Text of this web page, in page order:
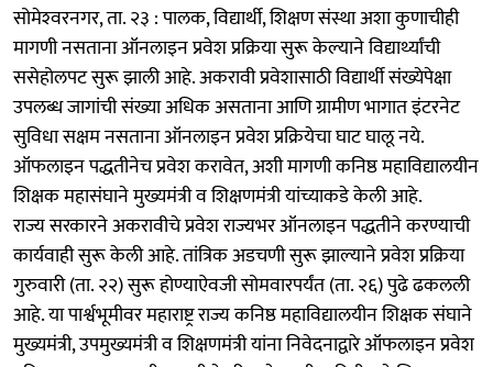
सोमेश्‍वरनगर, ता. २३ : पालक, विद्यार्थी, शिक्षण संस्था अशा कुणाचीही
मागणी नसताना ऑनलाइन प्रवेश प्रक्रिया सुरू केल्याने विद्यार्थ्यांची
ससेहोलपट सुरू झाली आहे. अकरावी प्रवेशासाठी विद्यार्थी संख्येपेक्षा
उपलब्ध जागांची संख्या अधिक असताना आणि ग्रामीण भागात इंटरनेट
सुविधा सक्षम नसताना ऑनलाइन प्रवेश प्रक्रियेचा घाट घालू नये.
ऑफलाइन पद्धतीनेच प्रवेश करावेत, अशी मागणी कनिष्ठ महाविद्यालयीन
शिक्षक महासंघाने मुख्यमंत्री व शिक्षणमंत्री यांच्याकडे केली आहे.
राज्य सरकारने अकरावीचे प्रवेश राज्यभर ऑनलाइन पद्धतीने करण्याची
कार्यवाही सुरू केली आहे. तांत्रिक अडचणी सुरू झाल्याने प्रवेश प्रक्रिया
गुरुवारी (ता. २२) सुरू होण्याऐवजी सोमवारपर्यंत (ता. २६) पुढे ढकलली
आहे. या पार्श्वभूमीवर महाराष्ट्र राज्य कनिष्ठ महाविद्यालयीन शिक्षक संघाने
मुख्यमंत्री, उपमुख्यमंत्री व शिक्षणमंत्री यांना निवेदनाद्वारे ऑफलाइन प्रवेश